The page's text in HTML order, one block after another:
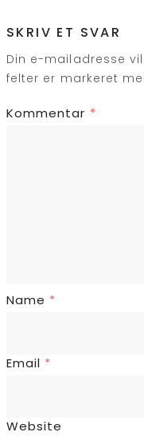
SKRIV ET SVAR
Din e-mailadresse
felter er markeret
Kommentar *
Name *
Email *
Website